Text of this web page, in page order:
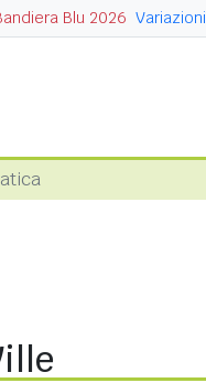
Blu 2026 Variazioni